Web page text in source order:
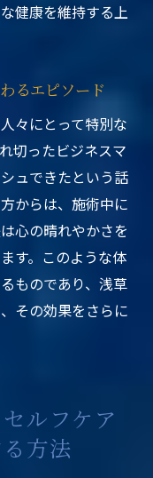
健康を維持する上
るエピソード
々にとって特別な
切ったビジネスマ
ュできたという話
からは、施術中に
心の晴れやかさを
す。このような体
ものであり、浅草
その効果をさらに
ルフケア
方法